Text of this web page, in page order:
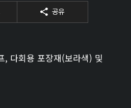
공유
, 다회용 포장재(보라색) 및